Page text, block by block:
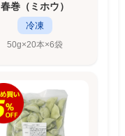
春巻（ミホウ）
冷凍
50g×20本×6袋